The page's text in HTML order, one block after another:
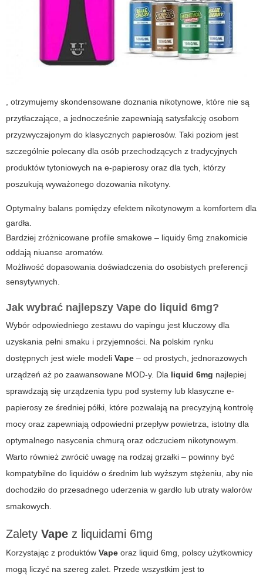
, otrzymujemy skondensowane doznania nikotynowe, które nie są
przytłaczające, a jednocześnie zapewniają satysfakcję osobom
przyzwyczajonym do klasycznych papierosów. Taki poziom jest
szczególnie polecany dla osób przechodzących z tradycyjnych
produktów tytoniowych na e-papierosy oraz dla tych, którzy
poszukują wyważonego dozowania nikotyny.
Optymalny balans pomiędzy efektem nikotynowym a komfortem dla
gardła.
Bardziej zróżnicowane profile smakowe – liquidy 6mg znakomicie
oddają niuanse aromatów.
Możliwość dopasowania doświadczenia do osobistych preferencji
sensytywnych.
Jak wybrać najlepszy Vape do liquid 6mg?
Wybór odpowiedniego zestawu do vapingu jest kluczowy dla
uzyskania pełni smaku i przyjemności. Na polskim rynku
dostępnych jest wiele modeli Vape – od prostych, jednorazowych
urządzeń aż po zaawansowane MOD-y. Dla liquid 6mg najlepiej
sprawdzają się urządzenia typu pod systemy lub klasyczne e-
papierosy ze średniej półki, które pozwalają na precyzyjną kontrolę
mocy oraz zapewniają odpowiedni przepływ powietrza, istotny dla
optymalnego nasycenia chmurą oraz odczuciem nikotynowym.
Warto również zwrócić uwagę na rodzaj grzałki – powinny być
kompatybilne do liquidów o średnim lub wyższym stężeniu, aby nie
dochodziło do przesadnego uderzenia w gardło lub utraty walorów
smakowych.
Zalety Vape z liquidami 6mg
Korzystając z produktów Vape oraz liquid 6mg, polscy użytkownicy
mogą liczyć na szereg zalet. Przede wszystkim jest to